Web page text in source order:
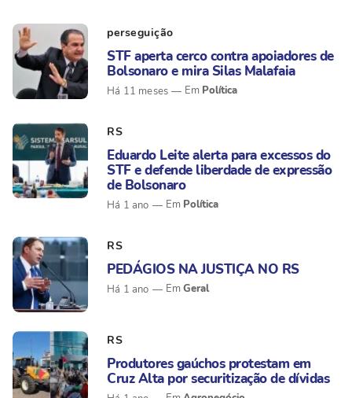
perseguição
STF aperta cerco contra apoiadores de
Bolsonaro e mira Silas Malafaia
Há 11 meses Política
RS
Eduardo Leite alerta para excessos do
STF e defende liberdade de expressão
de Bolsonaro
Há 1 ano Política
RS
PEDÁGIOS NA JUSTIÇA NO RS
Há 1 ano Geral
RS
Produtores gaúchos protestam em
Cruz Alta por securitização de dívidas